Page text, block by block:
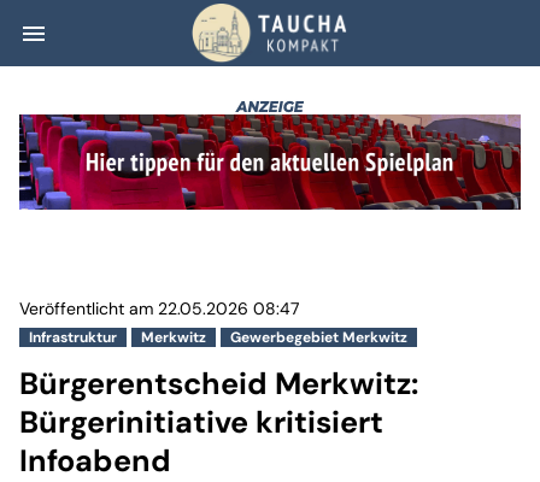
menu
Infrastruktur Merkwitz Gewerbegebiet Merkwitz
Veröffentlicht am 22.05.2026 08:47
Bürgerentscheid Merkwitz:
Bürgerinitiative kritisiert
Infoabend